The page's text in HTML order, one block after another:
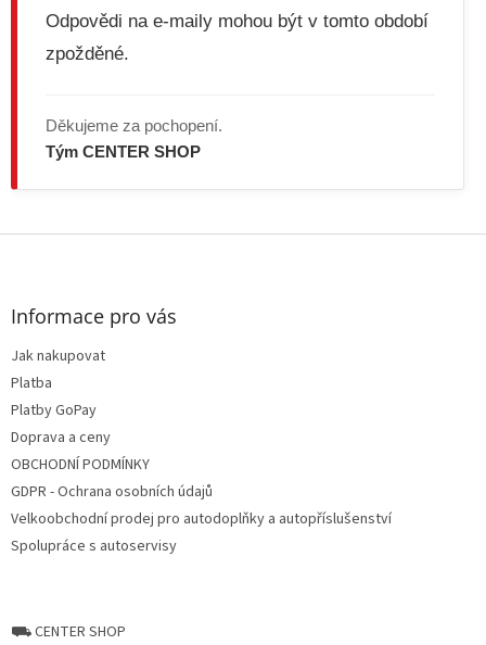
s
u
Odpovědi na e-maily mohou být v tomto období
zpožděné.
Děkujeme za pochopení.
Tým CENTER SHOP
Z
Informace pro vás
Jak nakupovat
Platba
Platby GoPay
Doprava a ceny
OBCHODNÍ PODMÍNKY
GDPR - Ochrana osobních údajů
Velkoobchodní prodej pro autodoplňky a autopříslušenství
Spolupráce s autoservisy
⛟ CENTER SHOP